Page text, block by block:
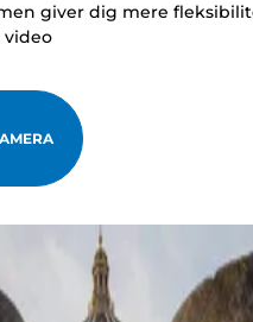
giver dig mere
video